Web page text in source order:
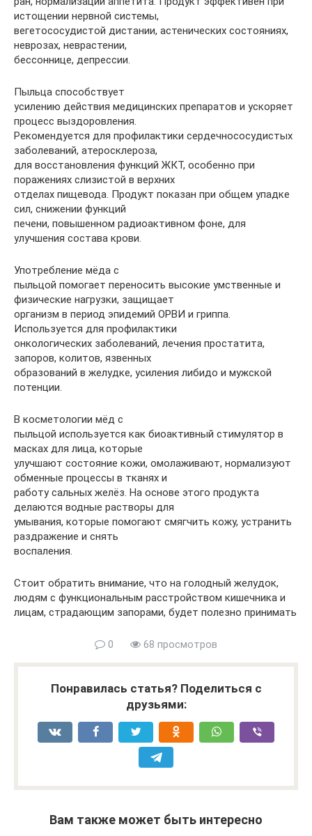
истощении нервной системы,
вегетососудистой дистании, астенических состояниях,
неврозах, неврастении,
бессоннице, депрессии.
Пыльца способствует
усилению действия медицинских препаратов и ускоряет
процесс выздоровления.
Рекомендуется для профилактики сердечнососудистых
заболеваний, атеросклероза,
для восстановления функций ЖКТ, особенно при
поражениях слизистой в верхних
отделах пищевода. Продукт показан при общем упадке
сил, снижении функций
печени, повышенном радиоактивном фоне, для
улучшения состава крови.
Употребление мёда с
пыльцой помогает переносить высокие умственные и
физические нагрузки, защищает
организм в период эпидемий ОРВИ и гриппа.
Используется для профилактики
онкологических заболеваний, лечения простатита,
запоров, колитов, язвенных
образований в желудке, усиления либидо и мужской
потенции.
В косметологии мёд с
пыльцой используется как биоактивный стимулятор в
масках для лица, которые
улучшают состояние кожи, омолаживают, нормализуют
обменные процессы в тканях и
работу сальных желёз. На основе этого продукта
делаются водные растворы для
умывания, которые помогают смягчить кожу, устранить
раздражение и снять
воспаления.
Стоит обратить внимание, что на голодный желудок,
людям с функциональным расстройством кишечника и
лицам, страдающим запорами, будет полезно принимать
0 68 просмотров
Понравилась статья? Поделиться с
друзьями:
Вам также может быть интересно